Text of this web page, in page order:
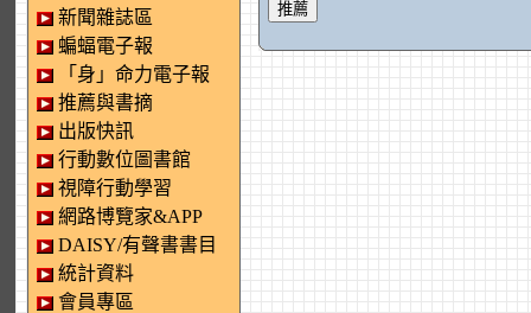
新聞雜誌區
蝙蝠電子報
「身」命力電子報
推薦與書摘
出版快訊
行動數位圖書館
視障行動學習
網路博覽家&APP
DAISY/有聲書書目
統計資料
會員專區